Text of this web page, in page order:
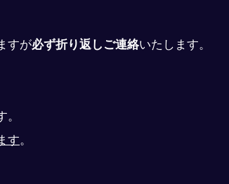
すが必ず折り返しご連絡いたします。
す。